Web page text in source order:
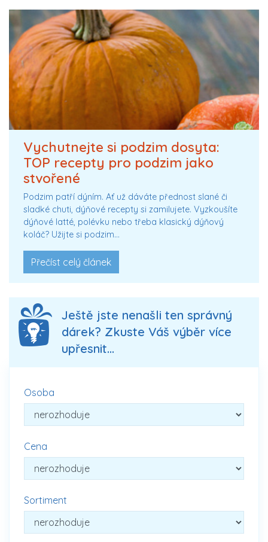
Vychutnejte si podzim dosyta:
TOP recepty pro podzim jako
stvořené
Podzim patří dýním. Ať už dáváte přednost slané či
sladké chuti, dýňové recepty si zamilujete. Vyzkoušíte
dýňové latté, polévku nebo třeba klasický dýňový
koláč? Užijte si podzim…
Přečíst celý článek
Ještě jste nenašli ten správný
dárek? Zkuste Váš výběr více
upřesnit...
Osoba
Cena
Sortiment